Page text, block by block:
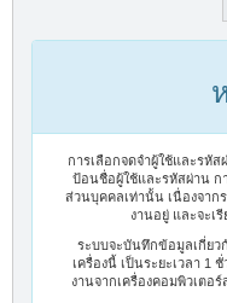
การเลือกจดจำผู้ใช้และรหัส
ป้อนชื่อผู้ใช้และรหัสผ่าน ก
ส่วนบุคคลเท่านั้น เนื่องจาก
งานอยู่ และจะเ
ระบบจะบันทึกข้อมูลเกี่ยว
เครื่องนี้ เป็นระยะเวลา 1
งานจากเครื่องคอมพิวเตอ